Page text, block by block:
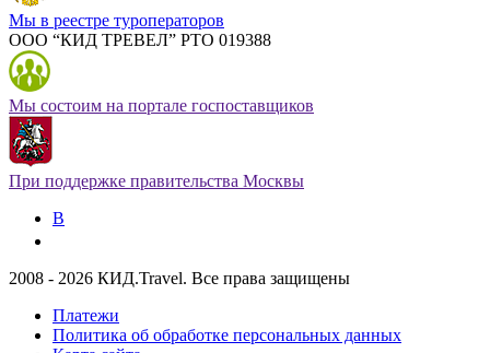
Мы в реестре туроператоров
ООО “КИД ТРЕВЕЛ” РТО 019388
Мы состоим на портале госпоставщиков
При поддержке правительства Москвы
В
2008 - 2026 КИД.Travel. Все права защищены
Платежи
Политика об обработке персональных данных